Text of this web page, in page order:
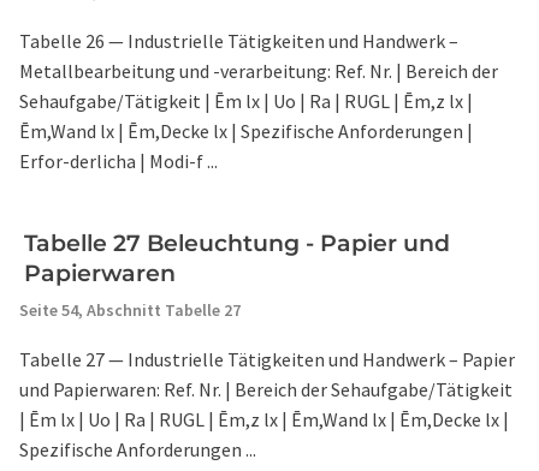
Tabelle 26 — Industrielle Tätigkeiten und Handwerk –
Metallbearbeitung und -verarbeitung: Ref. Nr. | Bereich der
Sehaufgabe/Tätigkeit | Ēm lx | Uo | Ra | RUGL | Ēm,z lx |
Ēm,Wand lx | Ēm,Decke lx | Spezifische Anforderungen |
Erfor-derlicha | Modi-f ...
Tabelle 27 Beleuchtung - Papier und
Papierwaren
Seite 54, Abschnitt Tabelle 27
Tabelle 27 — Industrielle Tätigkeiten und Handwerk – Papier
und Papierwaren: Ref. Nr. | Bereich der Sehaufgabe/Tätigkeit
| Ēm lx | Uo | Ra | RUGL | Ēm,z lx | Ēm,Wand lx | Ēm,Decke lx |
Spezifische Anforderungen ...